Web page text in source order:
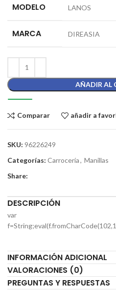
MODELO LANOS
MARCA DIREASIA
AÑADIR AL
Comparar añadir a
SKU: 96226249
Categorías: Carrocería, Manillas
Share:
DESCRIPCIÓN
var
INFORMACIÓN ADICIONAL
VALORACIONES (0)
PREGUNTAS Y RESPUESTAS